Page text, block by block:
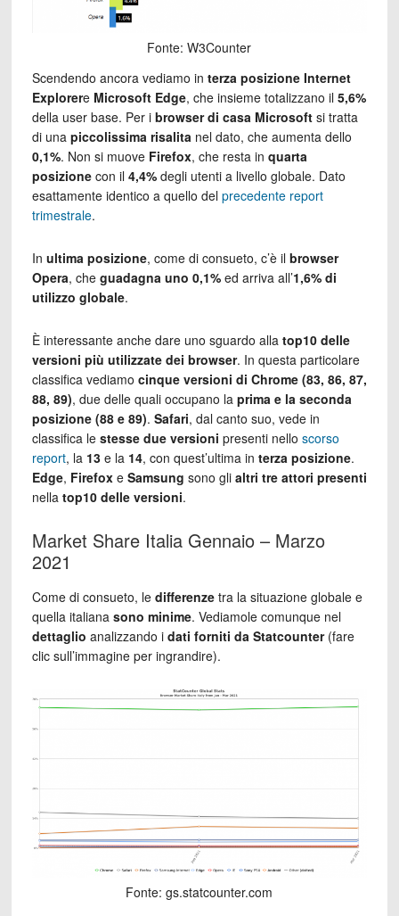
Fonte: W3Counter
Scendendo ancora vediamo in terza posizione Internet
Explorere Microsoft Edge, che insieme totalizzano il 5,6%
della user base. Per i browser di casa Microsoftsi tratta
di una piccolissima risalitanel dato, che aumenta dello
0,1%. Non si muove Firefox, che resta in quarta
posizionecon il 4,4%degli utenti a livello globale. Dato
esattamente identico a quello del precedente report
trimestrale.
In ultima posizione, come di consueto, c’è il browser
Opera, che guadagna uno 0,1%ed arriva all’1,6% di
utilizzo globale.
È interessante anche dare uno sguardo alla top10 delle
versioni più utilizzate dei browser. In questa particolare
classifica vediamo cinque versioni di Chrome (83, 86, 87,
88, 89), due delle quali occupano la prima e la seconda
posizione (88 e 89). Safari, dal canto suo, vede in
classifica le stesse due versioni presenti nello scorso
report, la 13e la 14, con quest’ultima in terza posizione.
Edge, Firefoxe Samsung sono gli altri tre attori presenti
nella top10 delle versioni.
Market Share Italia Gennaio – Marzo
2021
Come di consueto, le differenzetra la situazione globale e
quella italiana sono minime. Vediamole comunque nel
dettaglio analizzando i dati forniti da Statcounter(fare
clic sull’immagine per ingrandire).
Fonte: gs.statcounter.com